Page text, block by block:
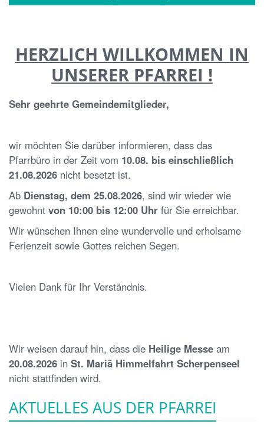
HERZLICH WILLKOMMEN IN
UNSERER PFARREI !
Sehr geehrte Gemeindemitglieder,
wir möchten Sie darüber informieren, dass das
Pfarrbüro in der Zeit vom 10.08. bis einschließlich
21.08.2026 nicht besetzt ist.
Ab Dienstag, dem 25.08.2026, sind wir wieder wie
gewohnt von 10:00 bis 12:00 Uhr für Sie erreichbar.
Wir wünschen Ihnen eine wundervolle und erholsame
Ferienzeit sowie Gottes reichen Segen.
Vielen Dank für Ihr Verständnis.
Wir weisen darauf hin, dass die Heilige Messe am
20.08.2026 in St. Mariä Himmelfahrt Scherpenseel
nicht stattfinden wird.
AKTUELLES AUS DER PFARREI